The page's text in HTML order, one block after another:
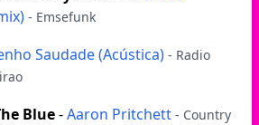
- Emsefunk
Saudade (Acústica) - Radio
Blue-Aaron Pritchett - Country